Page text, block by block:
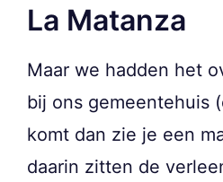
La Matanza
Maar we hadden het
bij ons gemeentehuis
komt dan zie je een
daarin zitten de